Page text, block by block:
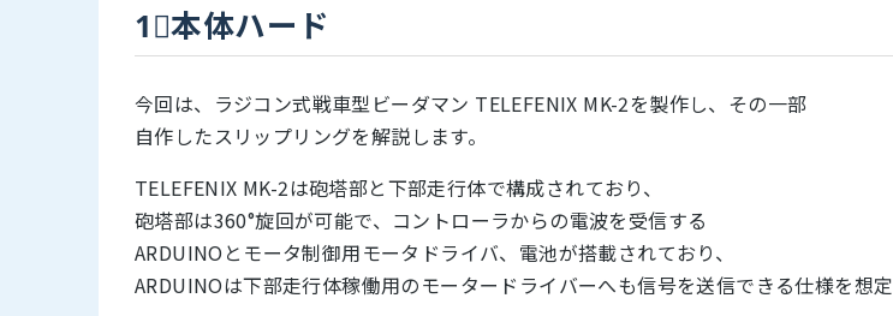
1⃣本体ハード
今回は、ラジコン式戦車型ビーダマン TELEFENIX MK-2を製作し、その一部
自作したスリップリングを解説します。
TELEFENIX MK-2は砲塔部と下部走行体で構成されており、
砲塔部は360°旋回が可能で、コントローラからの電波を受信する
ARDUINOとモータ制御用モータドライバ、電池が搭載されており、
ARDUINOは下部走行体稼働用のモータードライバーへも信号を送信できる仕様を想定